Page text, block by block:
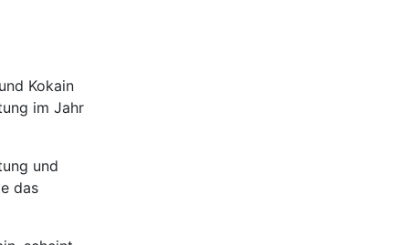
Kokain
im Jahr
und
das